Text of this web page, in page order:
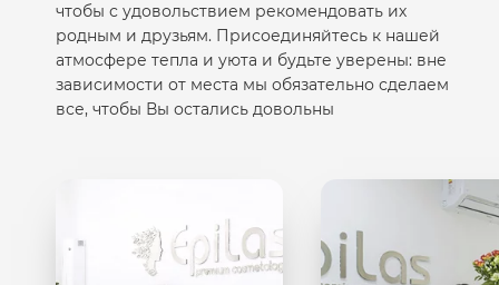
чтобы с удовольствием рекомендовать их
родным и друзьям. Присоединяйтесь к нашей
атмосфере тепла и уюта и будьте уверены: вне
зависимости от места мы обязательно сделаем
все, чтобы Вы остались довольны